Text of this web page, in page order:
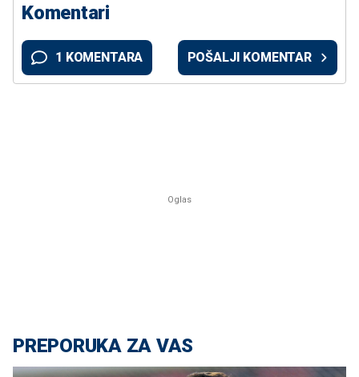
Komentari
1 KOMENTARA POŠALJI KOMENTAR
PREPORUKA ZA VAS